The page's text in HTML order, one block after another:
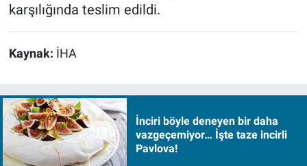
karşılığında teslim edildi.
Kaynak: İHA
İnciri böyle deneyen bir daha
vazgeçemiyor… İşte taze incirli
Pavlova!